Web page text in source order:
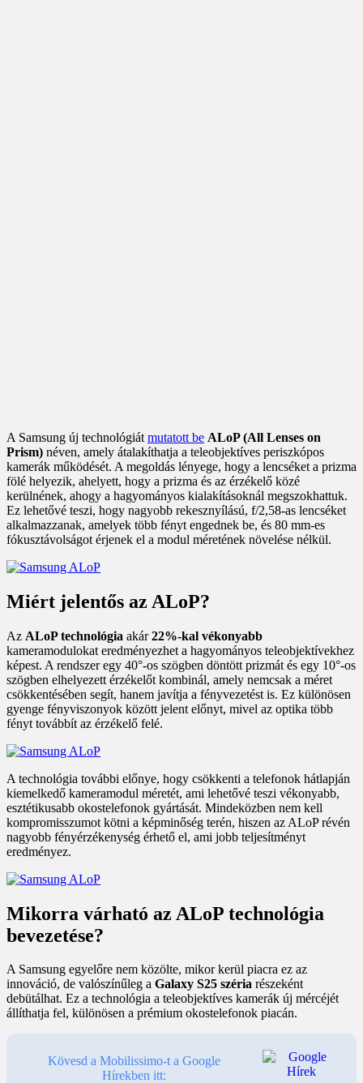
A Samsung új technológiát mutatott be ALoP (All Lenses on
Prism) néven, amely átalakíthatja a teleobjektíves periszkópos
kamerák működését. A megoldás lényege, hogy a lencséket a prizma
fölé helyezik, ahelyett, hogy a prizma és az érzékelő közé
kerülnének, ahogy a hagyományos kialakításoknál megszokhattuk.
Ez lehetővé teszi, hogy nagyobb rekesznyílású, f/2,58-as lencséket
alkalmazzanak, amelyek több fényt engednek be, és 80 mm-es
fókusztávolságot érjenek el a modul méretének növelése nélkül.
Miért jelentős az ALoP?
Az ALoP technológia akár22%-kal vékonyabb
kameramodulokat eredményezhet a hagyományos teleobjektívekhez
képest. A rendszer egy 40°-os szögben döntött prizmát és egy 10°-os
szögben elhelyezett érzékelőt kombinál, amely nemcsak a méret
csökkentésében segít, hanem javítja a fényvezetést is. Ez különösen
gyenge fényviszonyok között jelent előnyt, mivel az optika több
fényt továbbít az érzékelő felé.
A technológia további előnye, hogy csökkenti a telefonok hátlapján
kiemelkedő kameramodul méretét, ami lehetővé teszi vékonyabb,
esztétikusabb okostelefonok gyártását. Mindeközben nem kell
kompromisszumot kötni a képminőség terén, hiszen az ALoP révén
nagyobb fényérzékenység érhető el, ami jobb teljesítményt
eredményez.
Mikorra várható az ALoP technológia
bevezetése?
A Samsung egyelőre nem közölte, mikor kerül piacra ez az
innováció, de valószínűleg a Galaxy S25 széria részeként
debütálhat. Ez a technológia a teleobjektíves kamerák új mércéjét
állíthatja fel, különösen a prémium okostelefonok piacán.
Kövesd a Mobilissimo-t a Google
Hírekben itt: